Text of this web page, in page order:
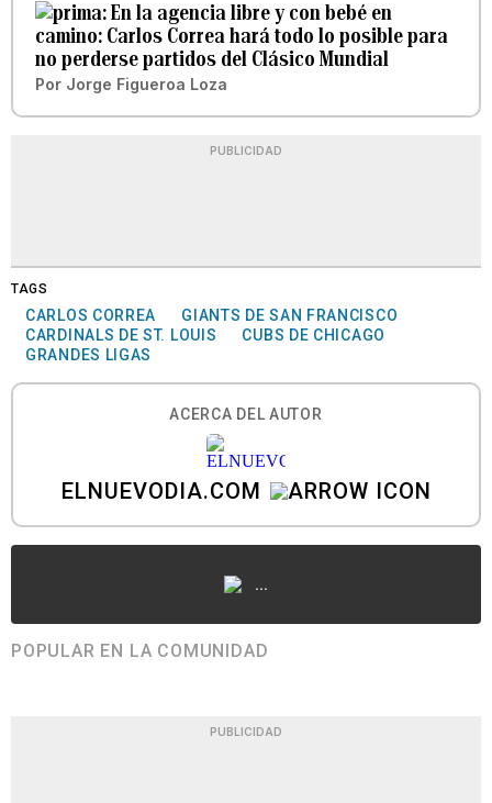
En la agencia libre y con bebé en
camino: Carlos Correa hará todo lo posible para
no perderse partidos del Clásico Mundial
Por Jorge Figueroa Loza
PUBLICIDAD
TAGS
CARLOS CORREA
GIANTS DE SAN FRANCISCO
CARDINALS DE ST. LOUIS
CUBS DE CHICAGO
GRANDES LIGAS
ACERCA DEL AUTOR
ELNUEVODIA.COM
...
POPULAR EN LA COMUNIDAD
PUBLICIDAD